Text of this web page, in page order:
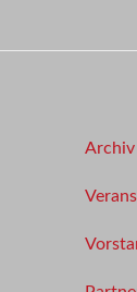
Archiv